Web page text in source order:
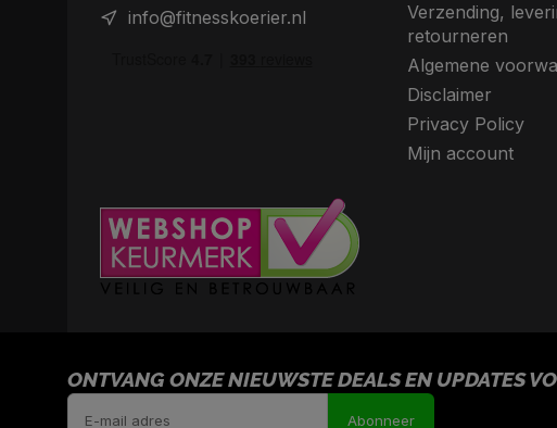
info@fitnesskoerier.nl
Verzending,
retourneren
Algemene
Disclaimer
Privacy Policy
Mijn account
ONTVANG ONZE NIEUWSTE DEALS EN UPDATES
Abonneer